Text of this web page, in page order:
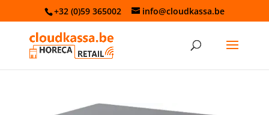
+32 (0)59 365002 info@cloudkassa.be